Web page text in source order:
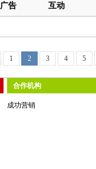
广告 互动
1 2 3 4 5
合作机构
成功营销